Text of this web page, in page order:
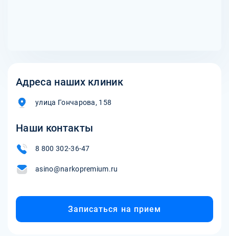
Адреса наших клиник
улица Гончарова, 158
Наши контакты
8 800 302-36-47
asino@narkopremium.ru
Записаться на прием